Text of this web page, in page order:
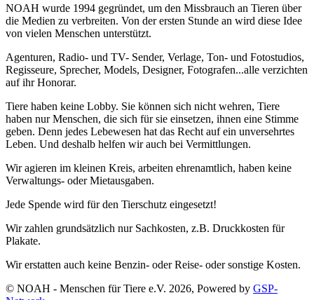
NOAH wurde 1994 gegründet, um den Missbrauch an Tieren über
die Medien zu verbreiten. Von der ersten Stunde an wird diese Idee
von vielen Menschen unterstützt.
Agenturen, Radio- und TV- Sender, Verlage, Ton- und Fotostudios,
Regisseure, Sprecher, Models, Designer, Fotografen...alle verzichten
auf ihr Honorar.
Tiere haben keine Lobby. Sie können sich nicht wehren, Tiere
haben nur Menschen, die sich für sie einsetzen, ihnen eine Stimme
geben. Denn jedes Lebewesen hat das Recht auf ein unversehrtes
Leben. Und deshalb helfen wir auch bei Vermittlungen.
Wir agieren im kleinen Kreis, arbeiten ehrenamtlich, haben keine
Verwaltungs- oder Mietausgaben.
Jede Spende wird für den Tierschutz eingesetzt!
Wir zahlen grundsätzlich nur Sachkosten, z.B. Druckkosten für
Plakate.
Wir erstatten auch keine Benzin- oder Reise- oder sonstige Kosten.
© NOAH - Menschen für Tiere e.V. 2026, Powered by GSP-